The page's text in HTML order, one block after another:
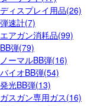
ディスプレイ用品(26)
弾速計(7)
エアガン消耗品(99)
BB弾(79)
ノーマルBB弾(16)
バイオBB弾(54)
発光BB弾(13)
ガスガン専用ガス(16)